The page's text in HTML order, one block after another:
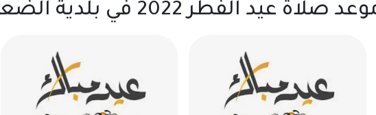
2022 في بلدية الضعيان | قطر